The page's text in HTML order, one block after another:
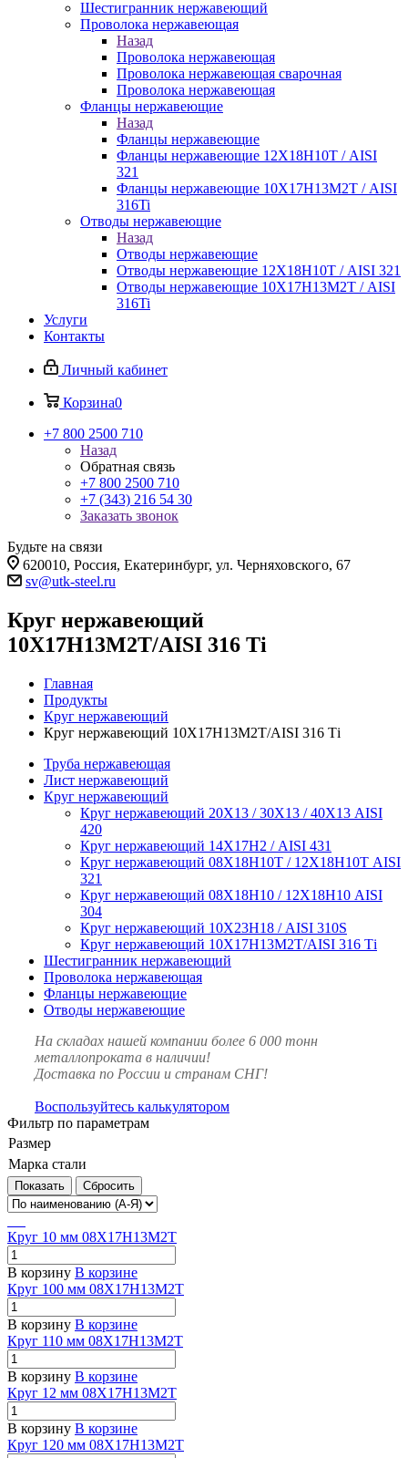
Шестигранник нержавеющий
Проволока нержавеющая
Назад
Проволока нержавеющая
Проволока нержавеющая сварочная
Проволока нержавеющая
Фланцы нержавеющие
Назад
Фланцы нержавеющие
Фланцы нержавеющие 12Х18Н10Т / AISI
321
Фланцы нержавеющие 10Х17Н13М2Т / AISI
316Ti
Отводы нержавеющие
Назад
Отводы нержавеющие
Отводы нержавеющие 12Х18Н10Т / AISI 321
Отводы нержавеющие 10Х17Н13М2Т / AISI
316Ti
Услуги
Контакты
Личный кабинет
Корзина0
+7 800 2500 710
Назад
Обратная связь
+7 800 2500 710
+7 (343) 216 54 30
Заказать звонок
Будьте на связи
620010, Россия, Екатеринбург, ул. Черняховского, 67
sv@utk-steel.ru
Круг нержавеющий
10Х17Н13М2Т/AISI 316 Тi
Главная
Продукты
Круг нержавеющий
Круг нержавеющий 10Х17Н13М2Т/AISI 316 Тi
Труба нержавеющая
Лист нержавеющий
Круг нержавеющий
Круг нержавеющий 20Х13 / 30Х13 / 40Х13 AISI
420
Круг нержавеющий 14Х17Н2 / AISI 431
Круг нержавеющий 08Х18Н10Т / 12Х18Н10Т AISI
321
Круг нержавеющий 08Х18Н10 / 12Х18Н10 AISI
304
Круг нержавеющий 10Х23Н18 / AISI 310S
Круг нержавеющий 10Х17Н13М2Т/AISI 316 Тi
Шестигранник нержавеющий
Проволока нержавеющая
Фланцы нержавеющие
Отводы нержавеющие
На складах нашей компании более 6 000 тонн
металлопроката в наличии!
Доставка по России и странам СНГ!
Воспользуйтесь калькулятором
Фильтр по параметрам
Размер
Марка стали
Сбросить
Круг 10 мм 08Х17Н13М2Т
В корзину В корзине
Круг 100 мм 08Х17Н13М2Т
В корзину В корзине
Круг 110 мм 08Х17Н13М2Т
В корзину В корзине
Круг 12 мм 08Х17Н13М2Т
В корзину В корзине
Круг 120 мм 08Х17Н13М2Т